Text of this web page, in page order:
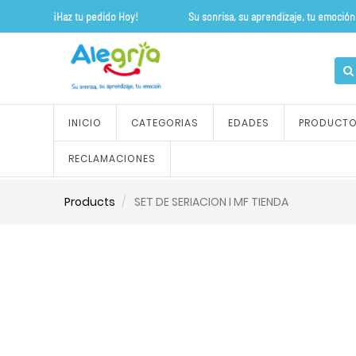
¡Haz tu pedido Hoy! Su sonrisa, su
INICIO CATEGORIAS EDADES
RECLAMACIONES
Products SET DE SERIACION I MF TIENDA